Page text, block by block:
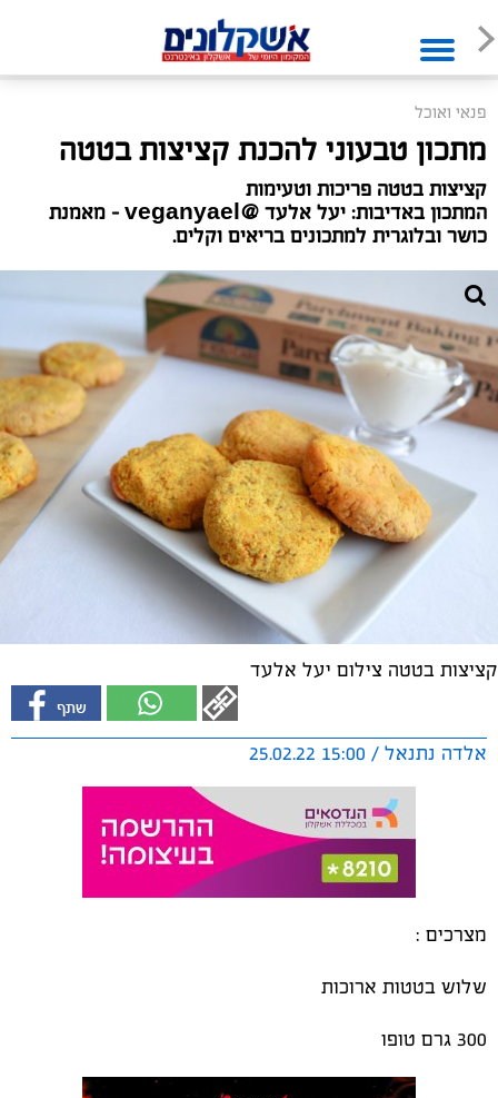
פנאי ואוכל
מתכון טבעוני להכנת קציצות בטטה
קציצות בטטה פריכות וטעימות
המתכון באדיבות: יעל אלעד @veganyael - מאמנת
כושר ובלוגרית למתכונים בריאים וקלים.
קציצות בטטה צילום יעל אלעד
אלדה נתנאל / 15:00 25.02.22
מצרכים :
שלוש בטטות ארוכות
300 גרם טופו